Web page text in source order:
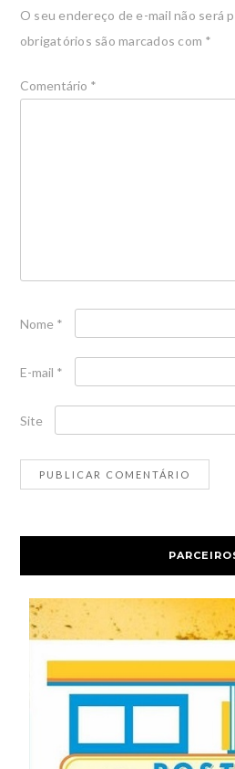
O seu endereço de e-mail não será
obrigatórios são marcados com *
Comentário *
Nome *
E-mail *
Site